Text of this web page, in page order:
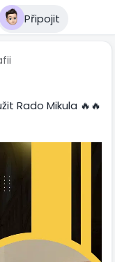
Připojit
Rado Mikula 🔥🔥